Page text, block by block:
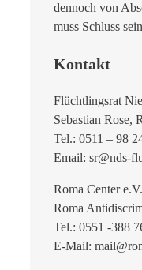
dennoch von
muss Schluss
Kontakt
Flüchtlingsrat
Sebastian Rose,
Tel.: 0511 – 98
Email: sr@nds-
Roma Center e.V.
Roma
Tel.: 0551 -388
E-Mail: